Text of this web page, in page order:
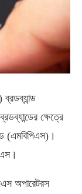
ব্রডব্যান্ড
ক্ষেত্রে
(এমবিপিএস)।
অপারেটরস